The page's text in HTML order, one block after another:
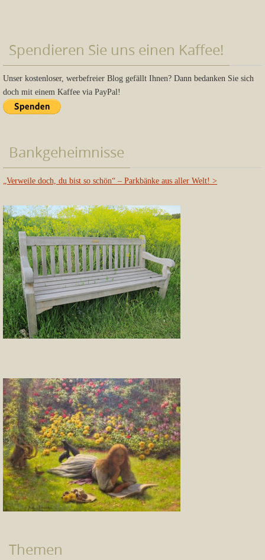
Spendieren Sie uns einen Kaffee!
Unser kostenloser, werbefreier Blog gefällt Ihnen? Dann bedanken Sie sich
doch mit einem Kaffee via PayPal!
Bankgeheimnisse
„Verweile doch, du bist so schön“ – Parkbänke aus aller Welt! >
Themen